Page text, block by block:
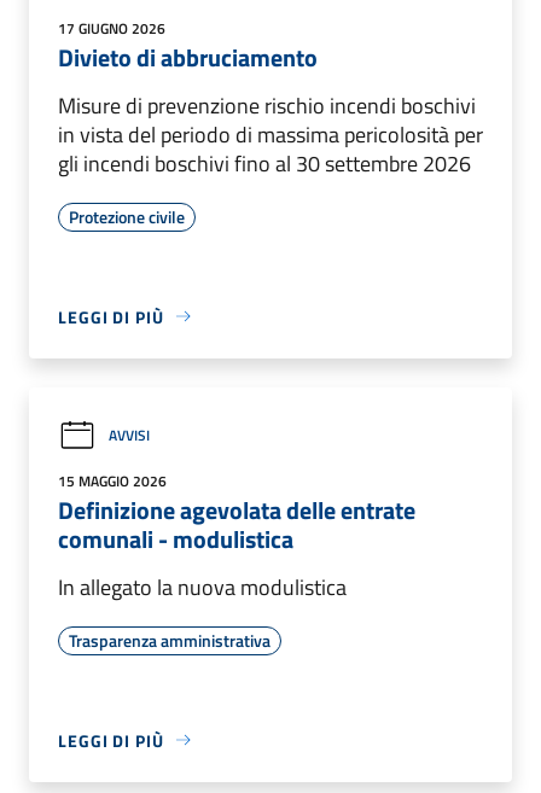
17 GIUGNO 2026
Divieto di abbruciamento
Misure di prevenzione rischio incendi boschivi
in vista del periodo di massima pericolosità per
gli incendi boschivi fino al 30 settembre 2026
Protezione civile
LEGGI DI PIÙ
AVVISI
15 MAGGIO 2026
Definizione agevolata delle entrate
comunali - modulistica
In allegato la nuova modulistica
Trasparenza amministrativa
LEGGI DI PIÙ